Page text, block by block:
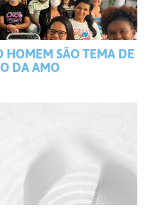
SÃO TEMA DE
DA AMO